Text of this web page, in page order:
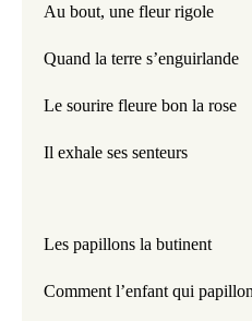
Au bout, une fleur rigole
Quand la terre s’enguirlande
Le sourire fleure bon la rose
Il exhale ses senteurs
Les papillons la butinent
Comment l’enfant qui